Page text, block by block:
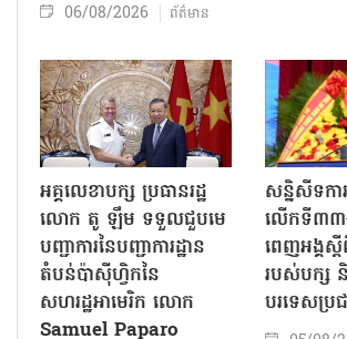
06/08/2026 ព័ត៌មាន
អគ្គលេខាបក្ស ប្រធានរដ្ឋ
លោក តូ ឡឹម ទទួលជួបមេ
បញ្ជាការនៃបញ្ជាការដ្ឋាន
តំបន់ប៉ាស៊ីហ្វិកនៃ
សហរដ្ឋអាមេរិក លោក
Samuel Paparo
សន្និសីទកា
លើកទី៣
ពេញអង្គស្
របស់​បក្ស និ
បរទេសប្រ